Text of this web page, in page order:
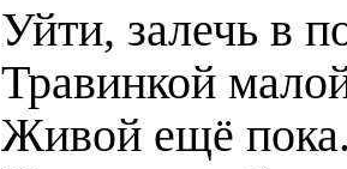
Уйти, залечь в
Травинкой
Живой ещё